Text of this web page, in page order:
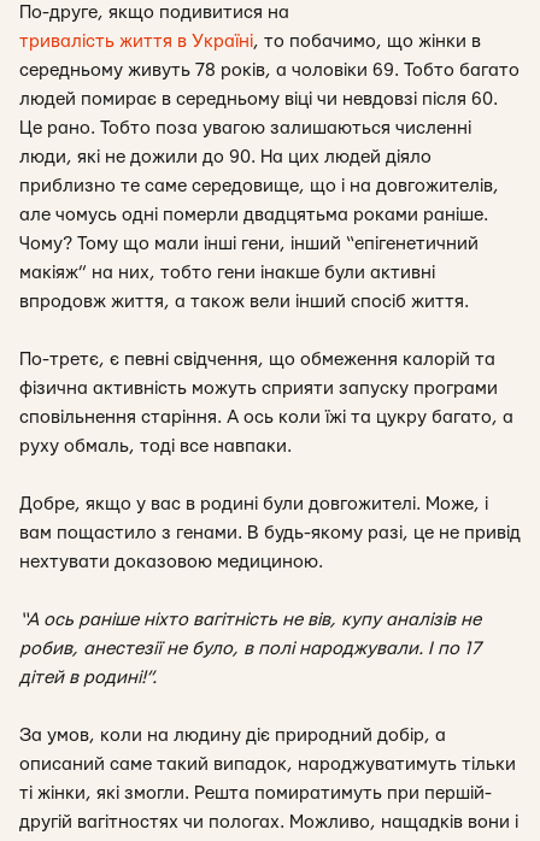
По-друге, якщо подивитися на
тривалість життя в Україні, то побачимо, що жінки в
середньому живуть 78 років, а чоловіки 69. Тобто багато
людей помирає в середньому віці чи невдовзі після 60.
Це рано. Тобто поза увагою залишаються численні
люди, які не дожили до 90. На цих людей діяло
приблизно те саме середовище, що і на довгожителів,
але чомусь одні померли двадцятьма роками раніше.
Чому? Тому що мали інші гени, інший “епігенетичний
макіяж” на них, тобто гени інакше були активні
впродовж життя, а також вели інший спосіб життя.
По-третє, є певні свідчення, що обмеження калорій та
фізична активність можуть сприяти запуску програми
сповільнення старіння. А ось коли їжі та цукру багато, а
руху обмаль, тоді все навпаки.
Добре, якщо у вас в родині були довгожителі. Може, і
вам пощастило з генами. В будь-якому разі, це не привід
нехтувати доказовою медициною.
“А ось раніше ніхто вагітність не вів, купу аналізів не
робив, анестезії не було, в полі народжували. І по 17
дітей в родині!”.
За умов, коли на людину діє природний добір, а
описаний саме такий випадок, народжуватимуть тільки
ті жінки, які змогли. Решта помиратимуть при першій-
другій вагітностях чи пологах. Можливо, нащадків вони і